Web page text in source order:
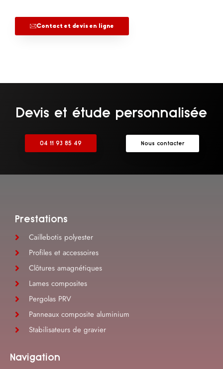
Contact et devis en ligne
Devis et étude personnalisée
04 11 93 85 49 Nous contacter
Prestations
Caillebotis polyester
Profiles et accessoires
Clôtures amagnétiques
Lames composites
Pergolas PRV
Panneaux composite aluminium
Stabilisateurs de gravier
Navigation